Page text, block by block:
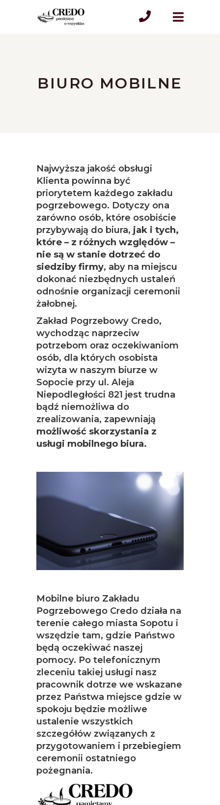
BIURO MOBILNE
Najwyższa jakość obsługi
Klienta powinna być
priorytetem każdego zakładu
pogrzebowego. Dotyczy ona
zarówno osób, które osobiście
przybywają do biura, jak i tych,
które – z różnych względów –
nie są w stanie dotrzeć do
siedziby firmy, aby na miejscu
dokonać niezbędnych ustaleń
odnośnie organizacji ceremonii
żałobnej.
Zakład Pogrzebowy Credo,
wychodząc naprzeciw
potrzebom oraz oczekiwaniom
osób, dla których osobista
wizyta w naszym biurze w
Sopocie przy ul. Aleja
Niepodległości 821 jest trudna
bądź niemożliwa do
zrealizowania, zapewniają
możliwość skorzystania z
usługi mobilnego biura.
Mobilne biuro Zakładu
Pogrzebowego Credo działa na
terenie całego miasta Sopotu i
wszędzie tam, gdzie Państwo
będą oczekiwać naszej
pomocy. Po telefonicznym
zleceniu takiej usługi nasz
pracownik dotrze we wskazane
przez Państwa miejsce gdzie w
spokoju będzie możliwe
ustalenie wszystkich
szczegółów związanych z
przygotowaniem i przebiegiem
ceremonii ostatniego
pożegnania.